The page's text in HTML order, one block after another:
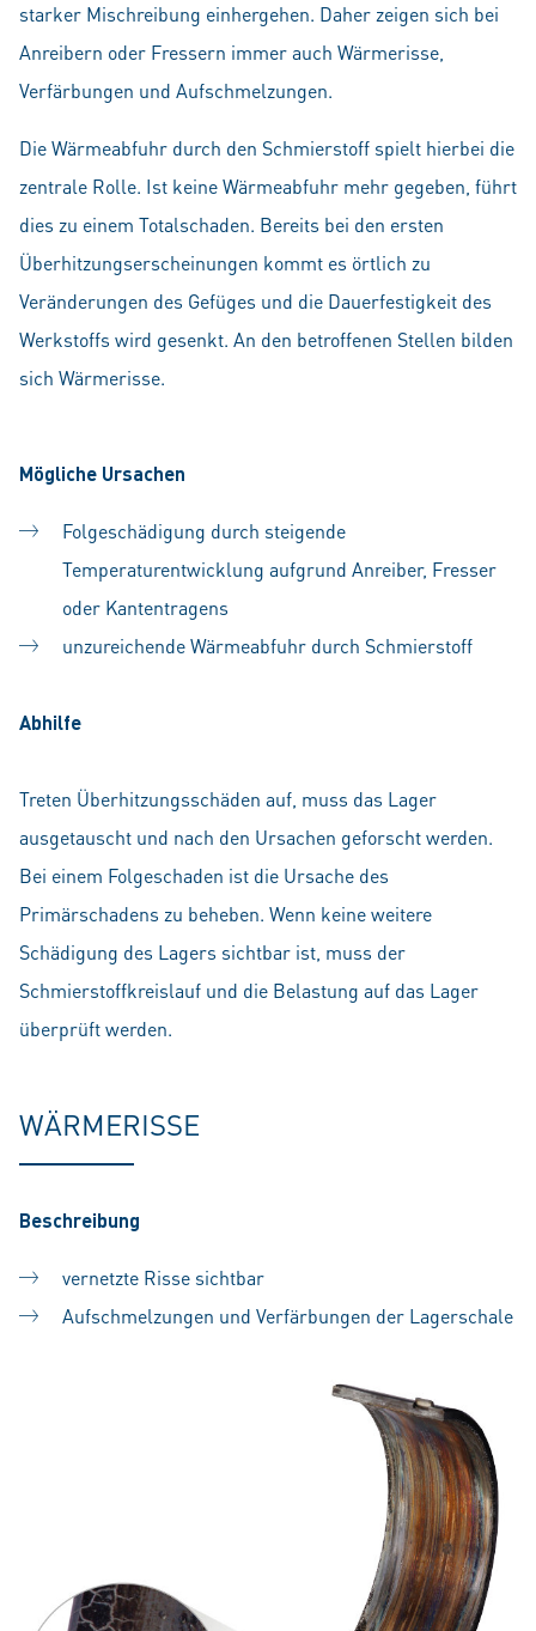
starker Mischreibung einhergehen. Daher zeigen sich bei
Anreibern oder Fressern immer auch Wärmerisse,
Verfärbungen und Aufschmelzungen.
Die Wärmeabfuhr durch den Schmierstoff spielt hierbei die
zentrale Rolle. Ist keine Wärmeabfuhr mehr gegeben, führt
dies zu einem Totalschaden. Bereits bei den ersten
Überhitzungserscheinungen kommt es örtlich zu
Veränderungen des Gefüges und die Dauerfestigkeit des
Werkstoffs wird gesenkt. An den betroffenen Stellen bilden
sich Wärmerisse.
Mögliche Ursachen
Folgeschädigung durch steigende
Temperaturentwicklung aufgrund Anreiber, Fresser
oder Kantentragens
unzureichende Wärmeabfuhr durch Schmierstoff
Abhilfe
Treten Überhitzungsschäden auf, muss das Lager
ausgetauscht und nach den Ursachen geforscht werden.
Bei einem Folgeschaden ist die Ursache des
Primärschadens zu beheben. Wenn keine weitere
Schädigung des Lagers sichtbar ist, muss der
Schmierstoffkreislauf und die Belastung auf das Lager
überprüft werden.
WÄRMERISSE
Beschreibung
vernetzte Risse sichtbar
Aufschmelzungen und Verfärbungen der Lagerschale